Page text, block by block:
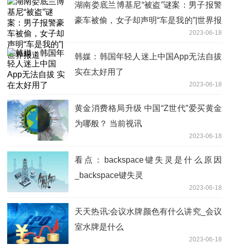
湖南娄底兰博基尼“被盗”谜案：男子报警
豪车被偷，女子却声明“车是我的”|世界报
2023-06-18
韩媒：韩国年轻人迷上中国App无法自拔
实在太好用了
2023-06-18
黄金消费格局升级 中国“Z世代”爱买黄金
为哪般？ 当前视讯
2023-06-18
看点：backspace键失灵是什么原因
_backspace键失灵
2023-06-18
天天热讯:会议水牌颜色有什么讲究_会议
室水牌是什么
2023-06-18